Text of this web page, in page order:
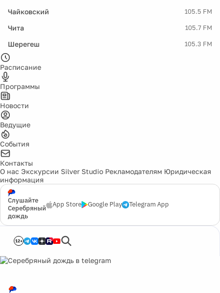
Чайковский 105.5 FM
Чита 105.7 FM
Шерегеш 105.3 FM
Расписание
Программы
Новости
Ведущие
События
Контакты
О нас Экскурсии Silver Studio Рекламодателям Юридическая
информация
Слушайте
Серебряный
дождь
App Store Google Play Telegram App
12+